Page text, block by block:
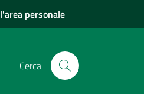
personale
Cerca